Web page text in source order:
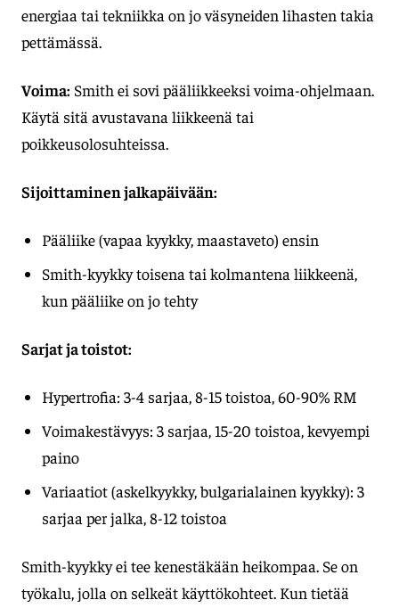
energiaa tai tekniikka on jo väsyneiden lihasten takia
pettämässä.
Voima: Smith ei sovi pääliikkeeksi voima-ohjelmaan.
Käytä sitä avustavana liikkeenä tai
poikkeusolosuhteissa.
Sijoittaminen jalkapäivään:
Pääliike (vapaa kyykky, maastaveto) ensin
Smith-kyykky toisena tai kolmantena liikkeenä,
kun pääliike on jo tehty
Sarjat ja toistot:
Hypertrofia: 3-4 sarjaa, 8-15 toistoa, 60-90% RM
Voimakestävyys: 3 sarjaa, 15-20 toistoa, kevyempi
paino
Variaatiot (askelkyykky, bulgarialainen kyykky): 3
sarjaa per jalka, 8-12 toistoa
Smith-kyykky ei tee kenestäkään heikompaa. Se on
työkalu, jolla on selkeät käyttökohteet. Kun tietää